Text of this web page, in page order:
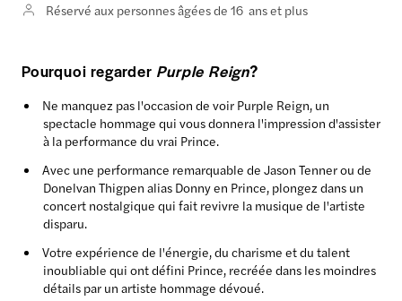
Réservé aux personnes âgées de 16 ans et plus
Pourquoi regarder Purple Reign?
Ne manquez pas l'occasion de voir Purple Reign, un
spectacle hommage qui vous donnera l'impression d'assister
à la performance du vrai Prince.
Avec une performance remarquable de Jason Tenner ou de
Donelvan Thigpen alias Donny en Prince, plongez dans un
concert nostalgique qui fait revivre la musique de l'artiste
disparu.
Votre expérience de l'énergie, du charisme et du talent
inoubliable qui ont défini Prince, recréée dans les moindres
détails par un artiste hommage dévoué.